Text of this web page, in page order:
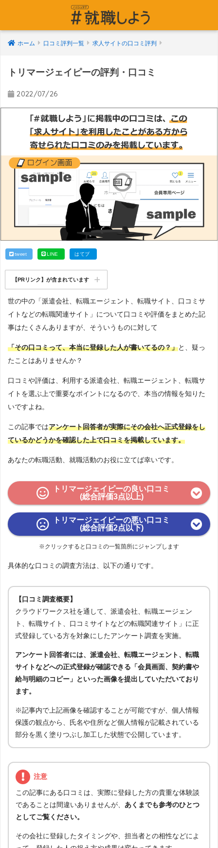
ホーム 口コミ評判一覧 求人サイトの口コミ評判
トリマージェイピーの評判・口コミ
2022/07/26
tweet LINE はてブ
【PRリンク】が含まれています
世の中の「派遣会社、転職エージェント、転職サイト、口コミサ
イトなどの転職関連サイト」について口コミや評価をまとめた記
事はたくさんありますが、そういうものに対して
「その口コミって、本当に登録した人が書いてるの？」と、疑っ
たことはありませんか？
口コミや評価は、利用する派遣会社、転職エージェント、転職サ
イトを選ぶ上で重要なポイントになるので、本当の情報を知りた
いですよね。
この記事ではアンケート回答者が実際にその会社へ正式登録をし
ているかどうかを確認した上で口コミを掲載しています。
あなたの転職活動、就職活動のお役に立てば幸いです。
トリマージェイピーの良い口コミ
(総合評価3点以上)
トリマージェイピーの悪い口コミ
(総合評価2点以下)
※クリックすると口コミの一覧箇所にジャンプします
具体的な口コミの調査方法は、以下の通りです。
【口コミ調査概要】
クラウドワークス社を通して、派遣会社、転職エージェン
ト、転職サイト、口コミサイトなどの転職関連サイト」に正
式登録している方を対象にしたアンケート調査を実施。
アンケート回答者には、派遣会社、転職エージェント、転職
サイトなどへの正式登録が確認できる「会員画面、契約書や
給与明細のコピー」といった画像を提出していただいており
ます。
※記事内で上記画像を確認することが可能ですが、個人情報
保護の観点から、氏名や住所など個人情報が記載されている
部分を黒く塗りつぶし加工した状態で公開しています。
注意
この記事にある口コミは、実際に登録した方の貴重な体験談
であることは間違いありませんが、 あくまでも参考のひとつ
としてご覧ください。
その会社に登録したタイミングや、担当者との相性などによ